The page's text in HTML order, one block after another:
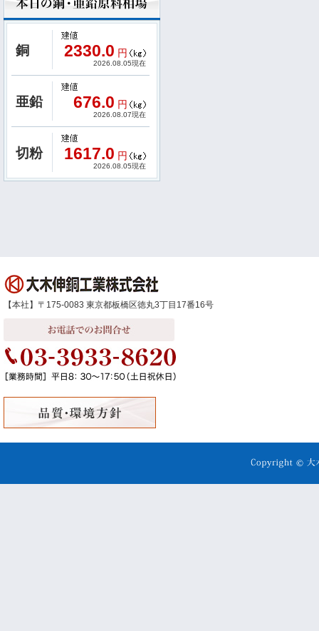
銅 2330.0 円
2026.08.05現在
亜鉛 676.0 円
2026.08.07現在
切粉 1617.0 円
2026.08.05現在
【本社】〒175-0083 東京都板橋区徳丸3丁目17番16号